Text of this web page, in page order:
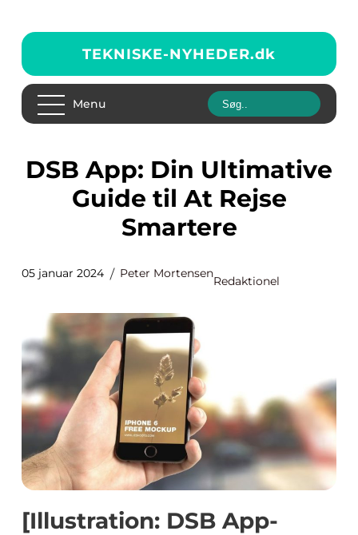
TEKNISKE-NYHEDER.dk
Menu
DSB App: Din Ultimative
Guide til At Rejse
Smartere
05 januar 2024 Peter Mortensen
Redaktionel
[Illustration: DSB App-